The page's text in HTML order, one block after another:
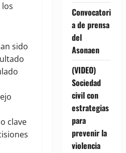
sido
clave
Convocatori
a de prensa
del
Asonaen
(VIDEO)
Sociedad
civil con
estrategias
para
prevenir la
violencia